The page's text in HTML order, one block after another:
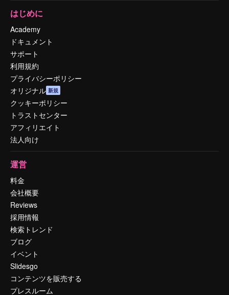
はじめに
Academy
ドキュメント
サポート
利用規約
プライバシーポリシー
オリジナル 新規
クッキーポリシー
トラストセンター
アフィリエイト
法人向け
運営
料金
会社概要
Reviews
採用情報
検索トレンド
ブログ
イベント
Slidesgo
コンテンツを販売する
プレスルーム